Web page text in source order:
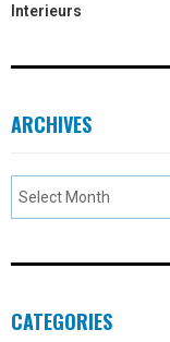
Interieurs
ARCHIVES
CATEGORIES